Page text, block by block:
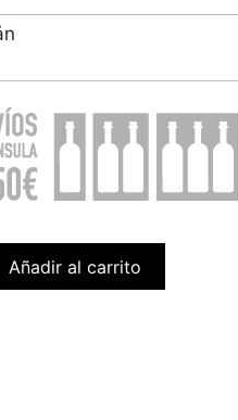
Añadir al carrito